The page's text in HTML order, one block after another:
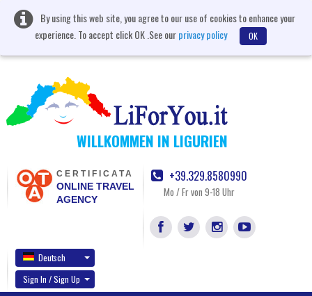
By using this web site, you agree to our use of cookies to enhance your
experience. To accept click OK .See ourprivacy policy OK
WILLKOMMEN IN LIGURIEN
CERTIFICATA
ONLINE TRAVEL
AGENCY
+39.329.8580990
Mo / Fr von 9-18 Uhr
Deutsch
Sign In / Sign Up